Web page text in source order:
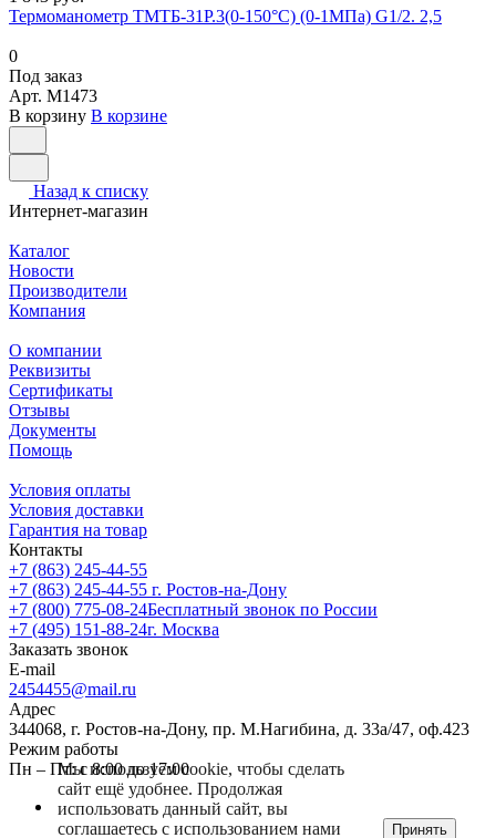
Термоманометр ТМТБ-31Р.3(0-150°С) (0-1МПа) G1/2. 2,5
0
Под заказ
Арт. M1473
В корзину В корзине
Назад к списку
Интернет-магазин
Каталог
Новости
Производители
Компания
О компании
Реквизиты
Сертификаты
Отзывы
Документы
Помощь
Условия оплаты
Условия доставки
Гарантия на товар
Контакты
+7 (863) 245-44-55
+7 (863) 245-44-55 г. Ростов-на-Дону
+7 (800) 775-08-24Бесплатный звонок по России
+7 (495) 151-88-24г. Москва
Заказать звонок
E-mail
2454455@mail.ru
Адрес
344068, г. Ростов-на-Дону, пр. М.Нагибина, д. 33а/47, оф.423
Режим работы
Пн – Пт: с 8:00 до 17:00
Мы используем cookie, чтобы сделать
сайт ещё удобнее. Продолжая
использовать данный сайт, вы
соглашаетесь с использованием нами
Принять